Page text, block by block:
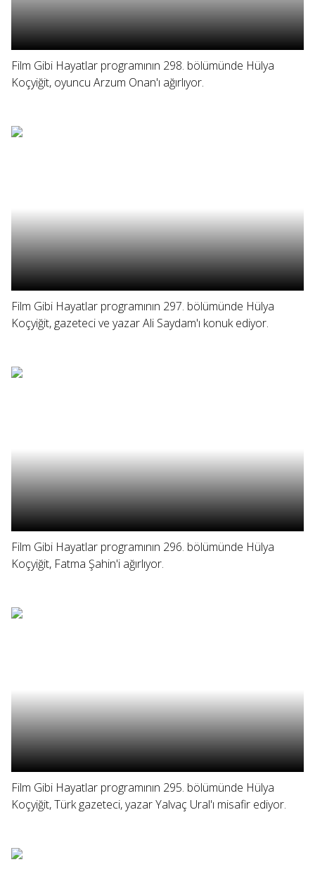
Film Gibi Hayatlar programının 298. bölümünde Hülya
Koçyiğit, oyuncu Arzum Onan'ı ağırlıyor.
Film Gibi Hayatlar programının 297. bölümünde Hülya
Koçyiğit, gazeteci ve yazar Ali Saydam'ı konuk ediyor.
Film Gibi Hayatlar programının 296. bölümünde Hülya
Koçyiğit, Fatma Şahin'i ağırlıyor.
Film Gibi Hayatlar programının 295. bölümünde Hülya
Koçyiğit, Türk gazeteci, yazar Yalvaç Ural'ı misafir ediyor.